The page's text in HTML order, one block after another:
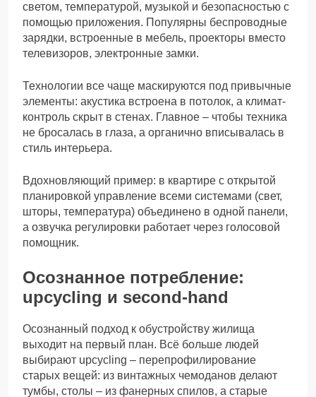
светом, температурой, музыкой и безопасностью с
помощью приложения. Популярны беспроводные
зарядки, встроенные в мебель, проекторы вместо
телевизоров, электронные замки.
Технологии все чаще маскируются под привычные
элементы: акустика встроена в потолок, а климат-
контроль скрыт в стенах. Главное – чтобы техника
не бросалась в глаза, а органично вписывалась в
стиль интерьера.
Вдохновляющий пример: в квартире с открытой
планировкой управление всеми системами (свет,
шторы, температура) объединено в одной панели,
а озвучка регулировки работает через голосовой
помощник.
Осознанное потребление:
upcycling и second-hand
Осознанный подход к обустройству жилища
выходит на первый план. Всё больше людей
выбирают upcycling – перепрофилирование
старых вещей: из винтажных чемоданов делают
тумбы, столы – из фанерных спилов, а старые